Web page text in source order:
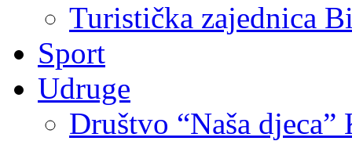
Turistička zajednica
Sport
Udruge
Društvo “Naša djeca”